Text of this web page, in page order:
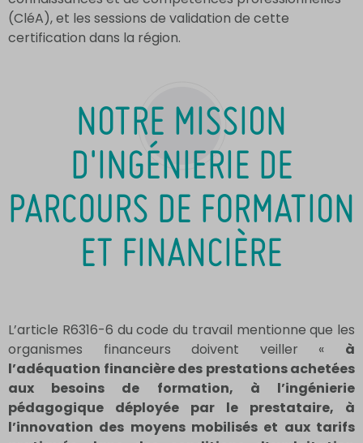
(CléA), et les sessions de validation de cette
certification dans la région.
NOTRE MISSION
D'INGÉNIERIE DE
PARCOURS DE FORMATION
ET FINANCIÈRE
L’article R6316-6 du code du travail mentionne que les
organismes financeurs doivent veiller « à
l’adéquation financière des prestations achetées
aux besoins de formation, à l’ingénierie
pédagogique déployée par le prestataire, à
l’innovation des moyens mobilisés et aux tarifs